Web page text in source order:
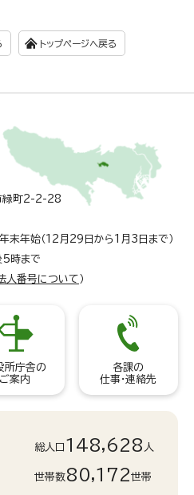
トップページへ戻る
町2-2-28
年末年始（12月29日から1月3日まで）
5時まで
人番号について ）
所庁舎の
ご案内
各課の
仕事・連絡先
総人口 148,628 人
世帯数80,172世帯